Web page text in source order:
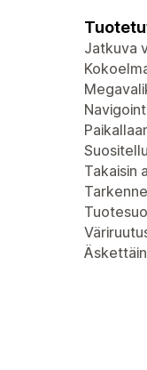
Jatkuva
Takaisin